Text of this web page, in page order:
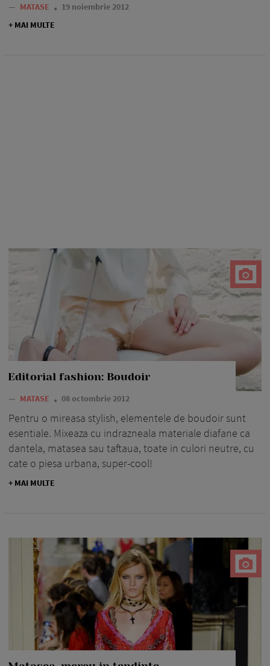
— MATASE
19 noiembrie 2012
+ MAI MULTE
Editorial fashion: Boudoir
— MATASE 08 octombrie 2012
Pentru o mireasa stylish, elementele de boudoir sunt
esentiale. Mixeaza cu indrazneala materiale diafane ca
dantela, matasea sau taftaua, toate in culori neutre, cu
cate o piesa urbana, super-cool!
+ MAI MULTE